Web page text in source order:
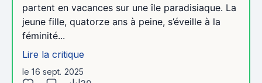
partent en vacances sur une île paradisiaque. La
jeune fille, quatorze ans à peine, s’éveille à la
féminité...
Lire la critique
le 16 sept. 2025